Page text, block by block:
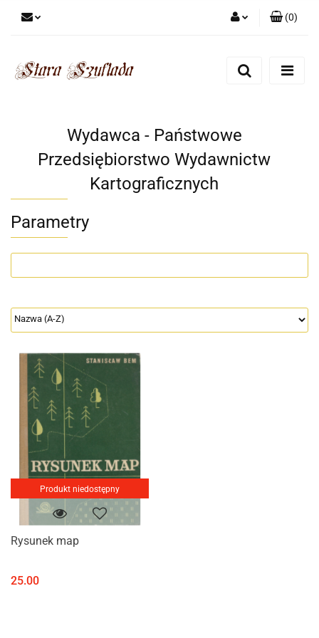
Zarejestruj się
(0)
Wydawca - Państwowe
Przedsiębiorstwo Wydawnictw
Kartograficznych
Parametry
Produkt niedostępny
Rysunek map
25.00